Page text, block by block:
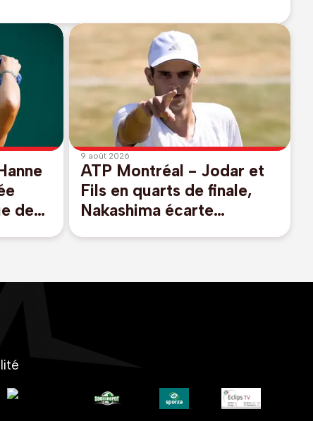
de
9 août 2026
ATP Montréal - Jodar et
Fils en quarts de finale,
Nakashima écarte